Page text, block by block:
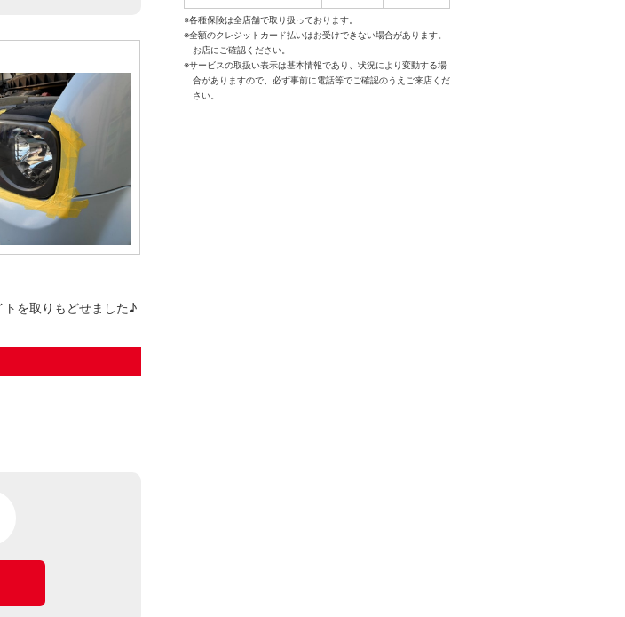
を取りもどせました♪
※各種保険は全店舗で取り扱っております。
※全額のクレジットカード払いはお受けできない場合があります。
お店にご確認ください。
※サービスの取扱い表示は基本情報であり、状況により変動する場
合がありますので、必ず事前に電話等でご確認のうえご来店くだ
さい。